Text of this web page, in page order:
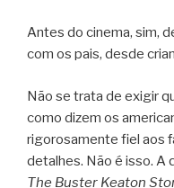
Antes do cinema, sim,
com os pais, desde
Não se trata de exigir
como dizem os
rigorosamente fiel aos
detalhes. Não é isso. A
The Buster Keaton